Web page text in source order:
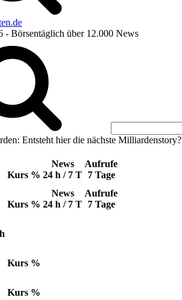
- Börsentäglich über 12.000 News
Entsteht hier die nächste Milliardenstory?
Kurs %
News
24 h / 7 T
Aufrufe
7 Tage
Kurs %
News
24 h / 7 T
Aufrufe
7 Tage
Kurs %
Kurs %